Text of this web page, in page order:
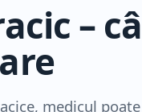
–
medicul